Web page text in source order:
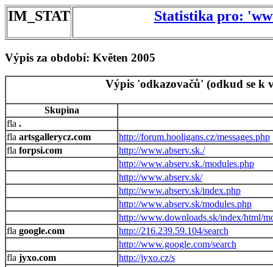
IM_STAT Statistika pro:
Výpis za období: Květen 2005
Výpis 'odkazovačů' (odkud se k
Skupina
.
artsgallerycz.com
http://forum.hooligans.cz/messages.php
forpsi.com
http://www.abserv.sk./
http://www.abserv.sk./modules.php
http://www.abserv.sk/
http://www.abserv.sk/index.php
http://www.abserv.sk/modules.php
http://www.downloads.sk/index/html/
google.com
http://216.239.59.104/search
http://www.google.com/search
jyxo.com
http://jyxo.cz/s